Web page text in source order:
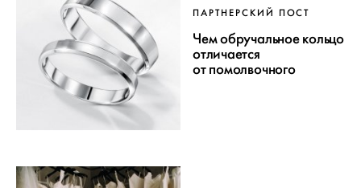
ПАРТНЕРСКИЙ ПОСТ
Чем обручальное кольцо
отличается
от помолвочного